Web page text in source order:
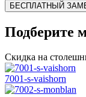
БЕСПЛАТНЫЙ
Подберите
Скидка на
7001-s-vaishorn